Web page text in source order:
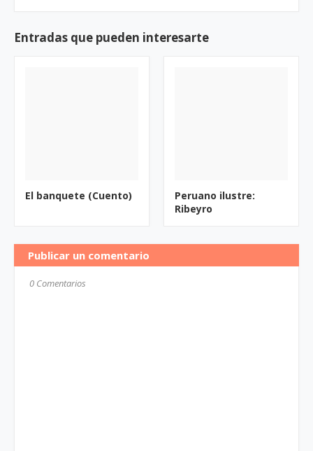
Entradas que pueden interesarte
El banquete (Cuento)
Peruano ilustre:
Ribeyro
Publicar un comentario
0 Comentarios